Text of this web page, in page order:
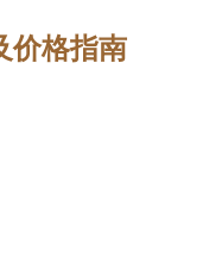
价格指南